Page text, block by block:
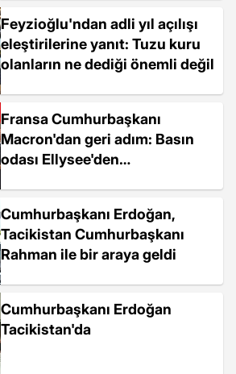
Feyzioğlu'ndan adli yıl açılışı
eleştirilerine yanıt: Tuzu kuru
olanların ne dediği önemli değil
Fransa Cumhurbaşkanı
Macron'dan geri adım: Basın
odası Ellysee'den
Cumhurbaşkanı Erdoğan,
Tacikistan Cumhurbaşkanı
Rahman ile bir araya geldi
Cumhurbaşkanı Erdoğan
Tacikistan'da